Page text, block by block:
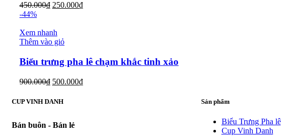
450.000₫ 250.000₫
-44%
Xem nhanh
Thêm vào giỏ
Biểu trưng pha lê chạm khắc tinh xảo
900.000₫ 500.000₫
CUP VINH DANH
Bán buôn - Bán lẻ
Sản phẩm
Biểu Trưng Pha lê
Cup Vinh Danh